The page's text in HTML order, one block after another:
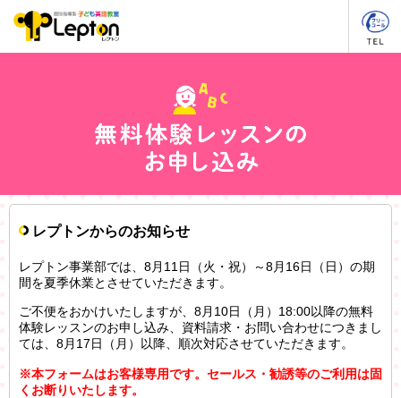
レプトンからのお知らせ
レプトン事業部では、8月11日（火・祝）～8月16日（日）の期
間を夏季休業とさせていただきます。
ご不便をおかけいたしますが、8月10日（月）18:00以降の無料
体験レッスンのお申し込み、資料請求・お問い合わせにつきまし
ては、8月17日（月）以降、順次対応させていただきます。
※本フォームはお客様専用です。セールス・勧誘等のご利用は固
くお断りいたします。